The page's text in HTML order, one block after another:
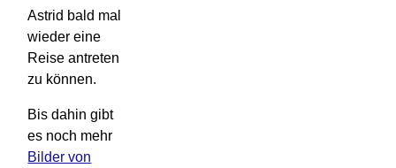
Astrid bald mal
wieder eine
Reise antreten
zu können.
Bis dahin gibt
es noch mehr
Bilder von